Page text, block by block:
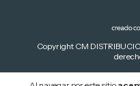
Copyright CM